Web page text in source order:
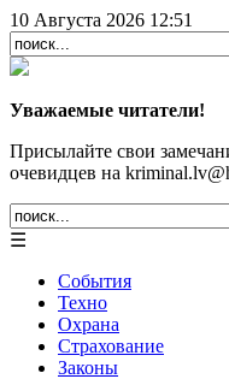
10 Августа 2026 12:51
Уважаемые читатели!
Присылайте свои
очевидцев на
☰
События
Техно
Охрана
Страхование
Законы